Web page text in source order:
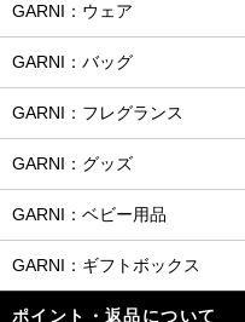
GARNI：ウェア
GARNI：バッグ
GARNI：フレグランス
GARNI：グッズ
GARNI：ベビー用品
GARNI：ギフトボックス
ポイント・返品について